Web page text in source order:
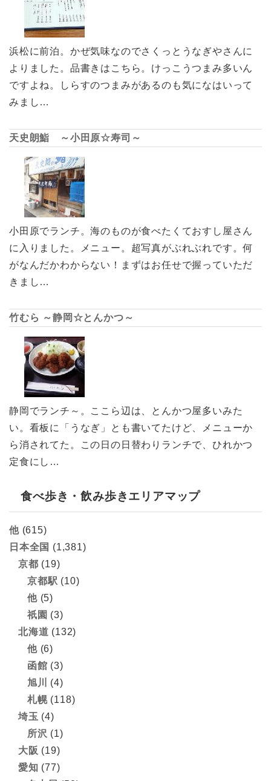
浜松に前泊。かぜ気味なのでさくっとうなぎやさんに
よりました。品書きはこちら。けっこうつまみ多いん
ですよね。しらすのつまみがあるのも気になはいって
みまし…
天史朗鮨 ～小田原☆寿司～
小田原でランチ。海のものが食べたくておすし屋さん
に入りました。メニュー。超写真がぶれぶれです。何
がなんだかわからない！まずはお任せで握っていただ
きまし…
竹むら ～静岡☆とんかつ～
静岡でランチ～。ここら辺は、とんかつ屋多いみた
い。看板に「うなぎ」とも書いてたけど、メニューか
ら消されてた。この日の日替わりランチで、ひれかつ
定食にし…
食べ歩き・飲み歩きエリアマップ
他(615)
日本全国 (1,381)
京都 (19)
京都駅 (10)
他(5)
祇園 (3)
北海道 (132)
他(6)
函館 (3)
旭川
(4)
札幌(118)
埼玉 (4)
所沢 (1)
大阪 (19)
愛知 (77)